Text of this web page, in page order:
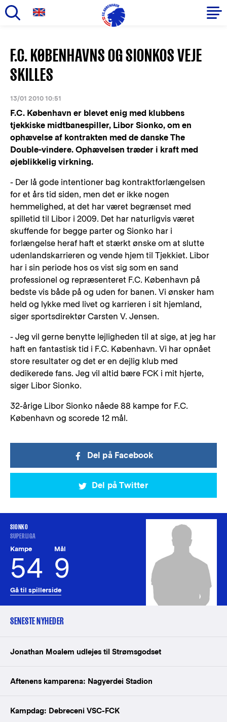
hovedindhold
Primær
navigation
F.C. KØBENHAVNS OG SIONKOS VEJE
SKILLES
13/01 2010 10:51
F.C. København er blevet enig med klubbens
tjekkiske midtbanespiller, Libor Sionko, om en
ophævelse af kontrakten med de danske The
Double-vindere. Ophævelsen træder i kraft med
øjeblikkelig virkning.
- Der lå gode intentioner bag kontraktforlængelsen
for et års tid siden, men det er ikke nogen
hemmelighed, at det har været begrænset med
spilletid til Libor i 2009. Det har naturligvis været
skuffende for begge parter og Sionko har i
forlængelse heraf haft et stærkt ønske om at slutte
udenlandskarrieren og vende hjem til Tjekkiet. Libor
har i sin periode hos os vist sig som en sand
professionel og repræsenteret F.C. København på
bedste vis både på og uden for banen. Vi ønsker ham
held og lykke med livet og karrieren i sit hjemland,
siger sportsdirektør Carsten V. Jensen.
- Jeg vil gerne benytte lejligheden til at sige, at jeg har
haft en fantastisk tid i F.C. København. Vi har opnået
store resultater og det er en dejlig klub med
dedikerede fans. Jeg vil altid bære FCK i mit hjerte,
siger Libor Sionko.
32-årige Libor Sionko nåede 88 kampe for F.C.
København og scorede 12 mål.
Del på Facebook
Del på Twitter
SIONKO
SUPERLIGA
Kampe
54
Mål
9
Gå til spillerside
SENESTE NYHEDER
Jonathan Moalem udlejes til Strømsgodset
Aftenens kamparena: Nagyerdei Stadion
Kampdag: Debreceni VSC-FCK